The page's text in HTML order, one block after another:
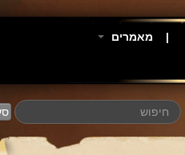
מאמרים